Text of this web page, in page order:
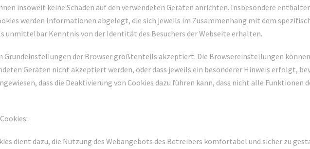
insoweit keine Schäden auf den verwendeten Geräten anrichten. Insbesondere
werden Informationen abgelegt, die sich jeweils im Zusammenhang mit dem
unmittelbar Kenntnis von der Identität des Besuchers der Webseite erhalten.
Grundeinstellungen der Browser größtenteils akzeptiert. Die Browsereinstellungen
Geräten nicht akzeptiert werden, oder dass jeweils ein besonderer Hinweis erfolgt,
dass die Deaktivierung von Cookies dazu führen kann, dass nicht alle
dient dazu, die Nutzung des Webangebots des Betreibers komfortabel und sicher zu